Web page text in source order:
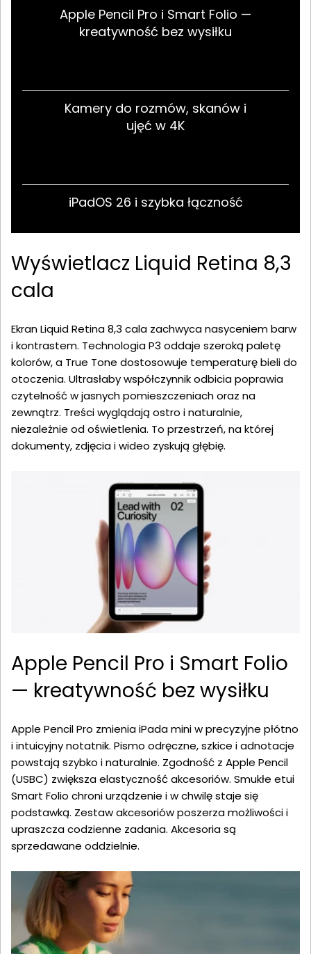
Apple Pencil Pro i Smart Folio —
kreatywność bez wysiłku
Kamery do rozmów, skanów i
ujęć w 4K
iPadOS 26 i szybka łączność
Wyświetlacz Liquid Retina 8,3
cala
Ekran Liquid Retina 8,3 cala zachwyca nasyceniem barw
i kontrastem. Technologia P3 oddaje szeroką paletę
kolorów, a True Tone dostosowuje temperaturę bieli do
otoczenia. Ultrasłaby współczynnik odbicia poprawia
czytelność w jasnych pomieszczeniach oraz na
zewnątrz. Treści wyglądają ostro i naturalnie,
niezależnie od oświetlenia. To przestrzeń, na której
dokumenty, zdjęcia i wideo zyskują głębię.
Apple Pencil Pro i Smart Folio
— kreatywność bez wysiłku
Apple Pencil Pro zmienia iPada mini w precyzyjne płótno
i intuicyjny notatnik. Pismo odręczne, szkice i adnotacje
powstają szybko i naturalnie. Zgodność z Apple Pencil
(USBC) zwiększa elastyczność akcesoriów. Smukłe etui
Smart Folio chroni urządzenie i w chwilę staje się
podstawką. Zestaw akcesoriów poszerza możliwości i
upraszcza codzienne zadania. Akcesoria są
sprzedawane oddzielnie.